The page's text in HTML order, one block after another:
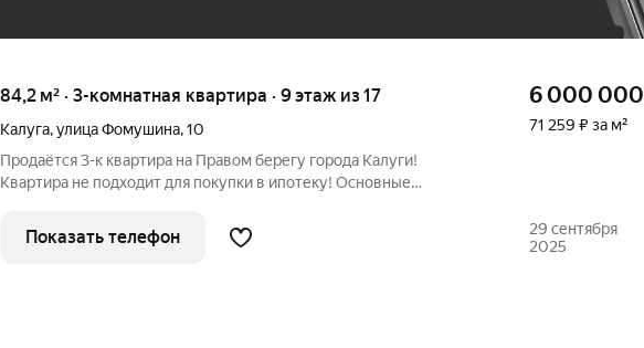
84,2 м² · 3-комнатная квартира · 9 этаж из 17
Калуга,улица Фомушина,10
Продаётся 3-к квартира на Правом берегу города Калуги!
Квартира не подходит для покупки в ипотеку! Основные
места для комфортного проживания и реализации ваших идей. -
Комнаты: Три
6 000 000
71 259 ₽ за м²
Показать телефон
29 сентября
2025